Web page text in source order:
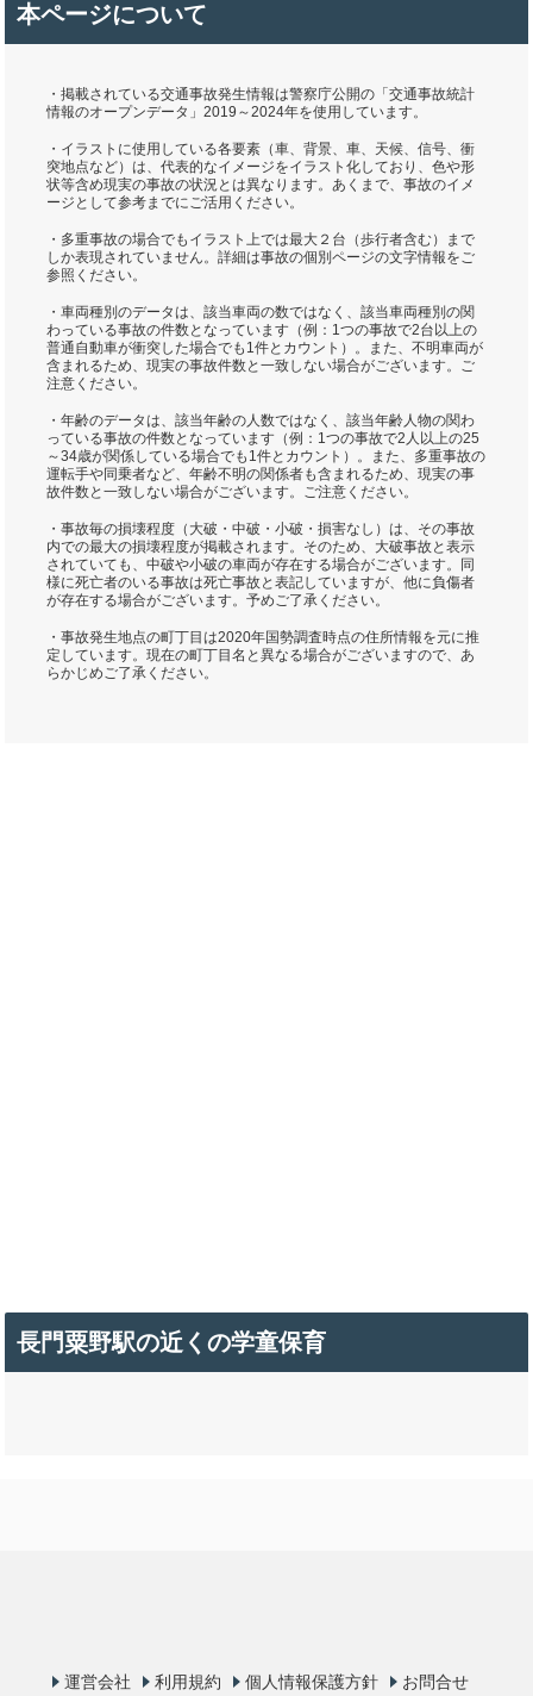
本ページについて
・掲載されている交通事故発生情報は警察庁公開の「交通事故統計
情報のオープンデータ」2019～2024年を使用しています。
・イラストに使用している各要素（車、背景、車、天候、信号、衝
突地点など）は、代表的なイメージをイラスト化しており、色や形
状等含め現実の事故の状況とは異なります。あくまで、事故のイメ
ージとして参考までにご活用ください。
・多重事故の場合でもイラスト上では最大２台（歩行者含む）まで
しか表現されていません。詳細は事故の個別ページの文字情報をご
参照ください。
・車両種別のデータは、該当車両の数ではなく、該当車両種別の関
わっている事故の件数となっています（例：1つの事故で2台以上の
普通自動車が衝突した場合でも1件とカウント）。また、不明車両が
含まれるため、現実の事故件数と一致しない場合がございます。ご
注意ください。
・年齢のデータは、該当年齢の人数ではなく、該当年齢人物の関わ
っている事故の件数となっています（例：1つの事故で2人以上の25
～34歳が関係している場合でも1件とカウント）。また、多重事故の
運転手や同乗者など、年齢不明の関係者も含まれるため、現実の事
故件数と一致しない場合がございます。ご注意ください。
・事故毎の損壊程度（大破・中破・小破・損害なし）は、その事故
内での最大の損壊程度が掲載されます。そのため、大破事故と表示
されていても、中破や小破の車両が存在する場合がございます。同
様に死亡者のいる事故は死亡事故と表記していますが、他に負傷者
が存在する場合がございます。予めご了承ください。
・事故発生地点の町丁目は2020年国勢調査時点の住所情報を元に推
定しています。現在の町丁目名と異なる場合がございますので、あ
らかじめご了承ください。
長門粟野駅の近くの学童保育
運営会社 利用規約 個人情報保護方針 お問合せ